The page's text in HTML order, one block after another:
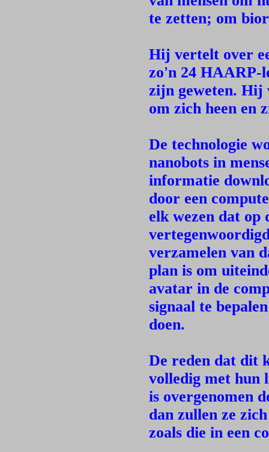
te zetten; om
Hij vertelt over
zo'n 24 HAARP-
zijn geweten. Hij
om zich heen en
De technologie
nanobots in
informatie
door een
elk wezen dat op
verzamelen van
plan is om
avatar in de
signaal te
doen.
De reden dat dit
volledig met hun
is overgenomen
dan zullen ze
zoals die in een